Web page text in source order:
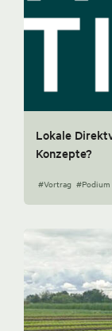
Lokale
Konzepte?
#Vortrag #Podium